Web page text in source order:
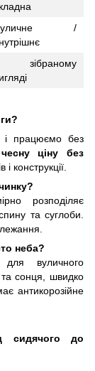
/
зібраному
і працюємо без
чесну ціну без
і конструкції.
розподіляє
та суглоби.
неба?
вуличного
та сонця, швидко
антикорозійне
сидячого до